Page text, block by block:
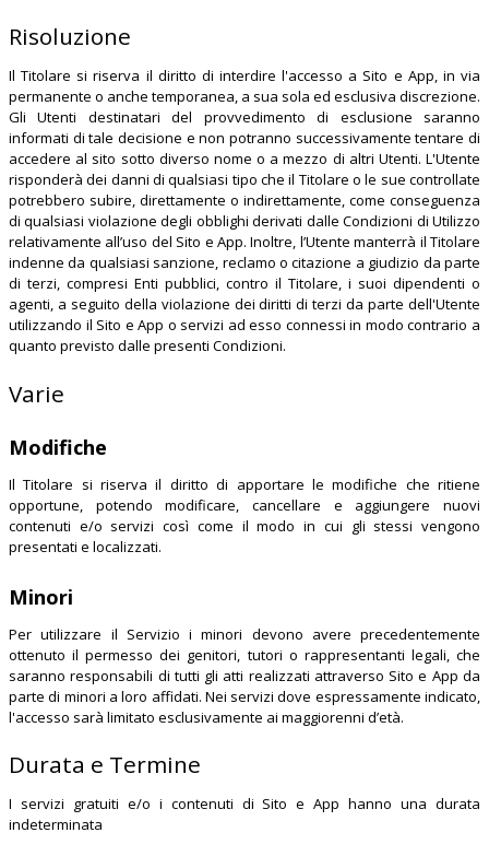
Risoluzione
Il Titolare si riserva il diritto di interdire l'accesso a Sito e App, in via
permanente o anche temporanea, a sua sola ed esclusiva discrezione.
Gli Utenti destinatari del provvedimento di esclusione saranno
informati di tale decisione e non potranno successivamente tentare di
accedere al sito sotto diverso nome o a mezzo di altri Utenti. L'Utente
risponderà dei danni di qualsiasi tipo che il Titolare o le sue controllate
potrebbero subire, direttamente o indirettamente, come conseguenza
di qualsiasi violazione degli obblighi derivati dalle Condizioni di Utilizzo
relativamente all’uso del Sito e App. Inoltre, l’Utente manterrà il Titolare
indenne da qualsiasi sanzione, reclamo o citazione a giudizio da parte
di terzi, compresi Enti pubblici, contro il Titolare, i suoi dipendenti o
agenti, a seguito della violazione dei diritti di terzi da parte dell'Utente
utilizzando il Sito e App o servizi ad esso connessi in modo contrario a
quanto previsto dalle presenti Condizioni.
Varie
Modifiche
Il Titolare si riserva il diritto di apportare le modifiche che ritiene
opportune, potendo modificare, cancellare e aggiungere nuovi
contenuti e/o servizi così come il modo in cui gli stessi vengono
presentati e localizzati.
Minori
Per utilizzare il Servizio i minori devono avere precedentemente
ottenuto il permesso dei genitori, tutori o rappresentanti legali, che
saranno responsabili di tutti gli atti realizzati attraverso Sito e App da
parte di minori a loro affidati. Nei servizi dove espressamente indicato,
l'accesso sarà limitato esclusivamente ai maggiorenni d’età.
Durata e Termine
I servizi gratuiti e/o i contenuti di Sito e App hanno una durata
indeterminata